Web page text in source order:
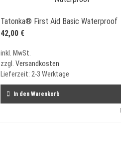
Tatonka® First Aid Basic Waterproof
42,00 €
inkl. MwSt.
zzgl. Versandkosten
Lieferzeit: 2-3 Werktage
In den Warenkorb